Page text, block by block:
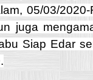
05/03/
juga
Siap Edar